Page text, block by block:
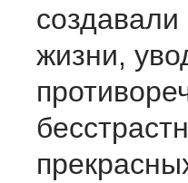
создавали
жизни,